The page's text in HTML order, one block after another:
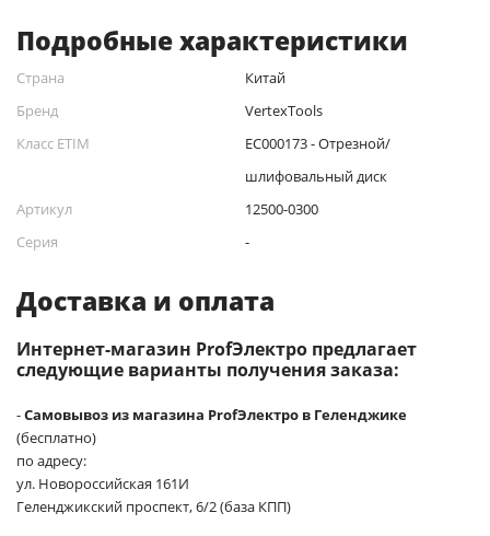
Подробные характеристики
Страна
Китай
Бренд
VertexTools
Класс ETIM
EC000173 - Отрезной/
шлифовальный диск
Артикул
12500-0300
Серия
-
Доставка и оплата
Интернет-магазин ProfЭлектро предлагает
следующие варианты получения заказа:
-Самовывоз из магазина ProfЭлектро в Геленджике
(бесплатно)
по адресу:
ул. Новороссийская 161И
Геленджикский проспект, 6/2 (база КПП)